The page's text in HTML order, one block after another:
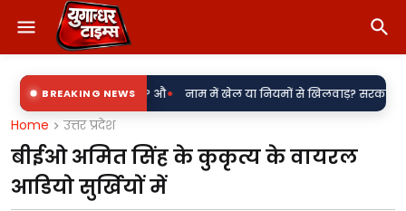
BREAKING NEWS
उपकेंद्र? औ• नाम में खेल या नियमों से खिलवाड़? सरकारी शिलापट्टों पर
Home उत्तर प्रदेश
बीईओ अमित सिंह के कुकृत्य के वायरल
आडियो सुर्खियों में